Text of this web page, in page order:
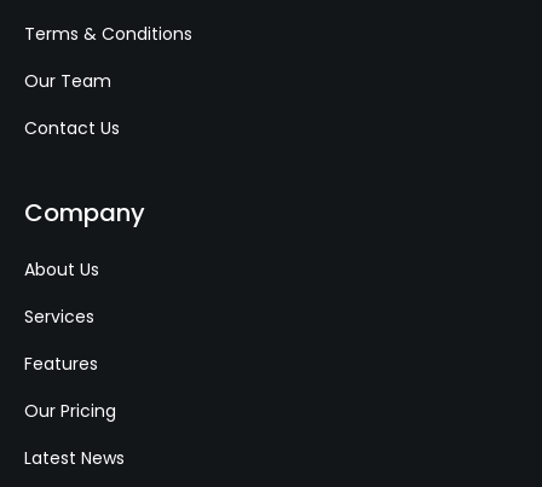
Terms & Conditions
Our Team
Contact Us
Company
About Us
Services
Features
Our Pricing
Latest News